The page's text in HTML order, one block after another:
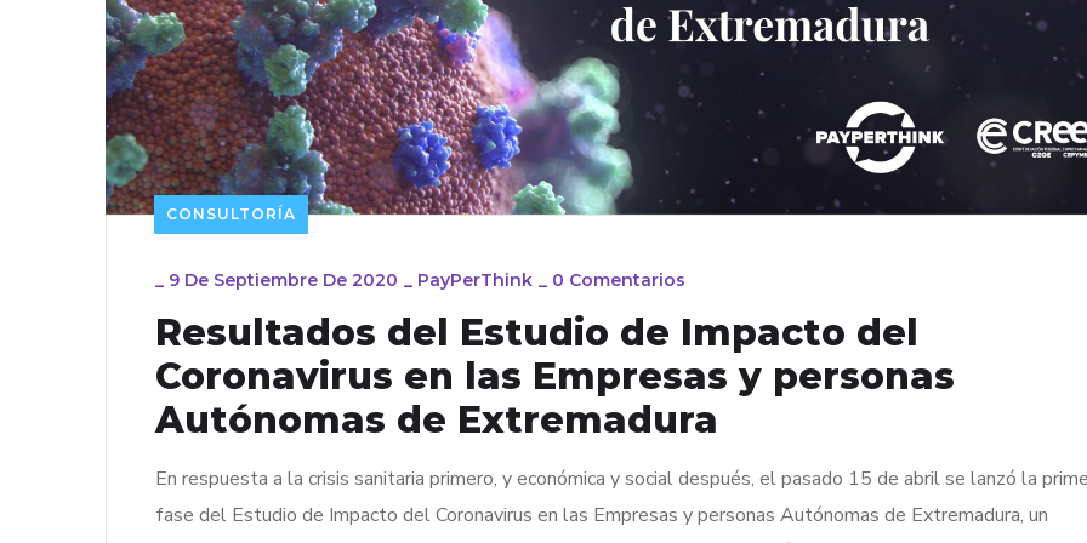
CONSULTORÍA
_ 9 De Septiembre De 2020 _ PayPerThink _ 0 Comentarios
Resultados del Estudio de Impacto del
Coronavirus en las Empresas y personas
Autónomas de Extremadura
En respuesta a la crisis sanitaria primero, y económica y social después, el pasado 15 de abril se lanzó la
fase del Estudio de Impacto del Coronavirus en las Empresas y personas Autónomas de Extremadura, un